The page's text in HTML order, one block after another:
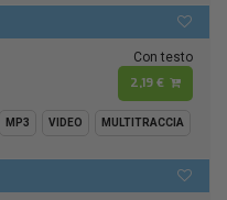
Con testo
2,19 €
MP3 VIDEO MULTITRACCIA